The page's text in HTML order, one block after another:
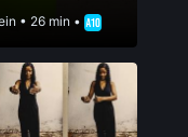
• 26 min •